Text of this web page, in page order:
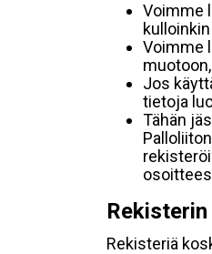
Voimme
Voimme
Jos
tietoja
Tähän
Rekisteriä